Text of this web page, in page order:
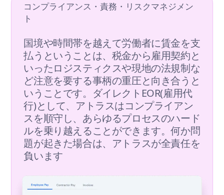
コンプライアンス・責務・リスクマネジメン
ト
国境や時間帯を越えて労働者に賃金を支
払うということは、税金から雇用契約と
いったロジスティクスや現地の法規制な
ど注意を要する事柄の重圧と向き合うと
いうことです。ダイレクトEOR(雇用代
行)として、アトラスはコンプライアン
スを順守し、あらゆるプロセスのハード
ルを乗り越えることができます。何か問
題が起きた場合は、アトラスが全責任を
負います